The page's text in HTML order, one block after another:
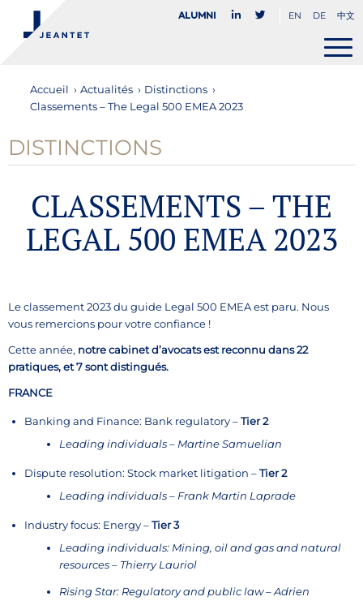
Alumni EN DE 中文
Accueil › Actualités › Distinctions ›
Classements – The Legal 500 EMEA 2023
DISTINCTIONS
CLASSEMENTS – THE
LEGAL 500 EMEA 2023
Le classement 2023 du guide Legal 500 EMEA est paru. Nous
vous remercions pour votre confiance !
Cette année, notre cabinet d’avocats est reconnu dans 22
pratiques, et 7 sont distingués.
FRANCE
Banking and Finance: Bank regulatory –Tier 2
Leading individuals – Martine Samuelian
Dispute resolution: Stock market litigation –Tier 2
Leading individuals – Frank Martin Laprade
Industry focus: Energy –Tier 3
Leading individuals: Mining, oil and gas and natural
resources – Thierry Lauriol
Rising Star: Regulatory and public law – Adrien